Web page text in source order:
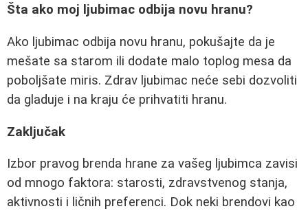
Šta ako moj ljubimac odbija novu hranu?
Ako ljubimac odbija novu hranu, pokušajte da je
mešate sa starom ili dodate malo toplog mesa da
poboljšate miris. Zdrav ljubimac neće sebi dozvoliti
da gladuje i na kraju će prihvatiti hranu.
Zaključak
Izbor pravog brenda hrane za vašeg ljubimca zavisi
od mnogo faktora: starosti, zdravstvenog stanja,
aktivnosti i ličnih preferenci. Dok neki brendovi kao